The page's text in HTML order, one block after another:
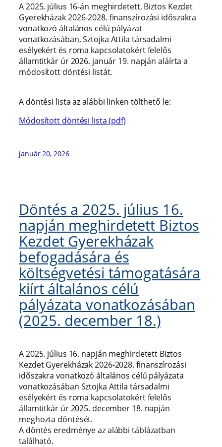
A 2025. július 16-án meghirdetett, Biztos Kezdet
Gyerekházak 2026-2028. finanszírozási időszakra
vonatkozó általános célú pályázat
vonatkozásában, Sztojka Attila társadalmi
esélyekért és roma kapcsolatokért felelős
államtitkár úr 2026. január 19. napján aláírta a
módosított döntési listát.
A döntési lista az alábbi linken tölthető le:
Módosított döntési lista (pdf)
január 20, 2026
Döntés a 2025. július 16.
napján meghirdetett Biztos
Kezdet Gyerekházak
befogadására és
költségvetési támogatására
kiírt általános célú
pályázata vonatkozásában
(2025. december 18.)
A 2025. július 16. napján meghirdetett Biztos
Kezdet Gyerekházak 2026-2028. finanszírozási
időszakra vonatkozó általános célú pályázata
vonatkozásában Sztojka Attila társadalmi
esélyekért és roma kapcsolatokért felelős
államtitkár úr 2025. december 18. napján
meghozta döntését.
A döntés eredménye az alábbi táblázatban
található.